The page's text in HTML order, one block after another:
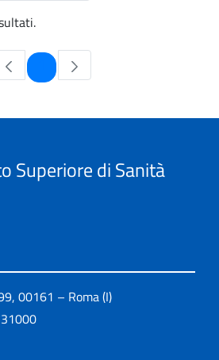
Pagina
Superiore di Sanità
00161 – Roma (I)